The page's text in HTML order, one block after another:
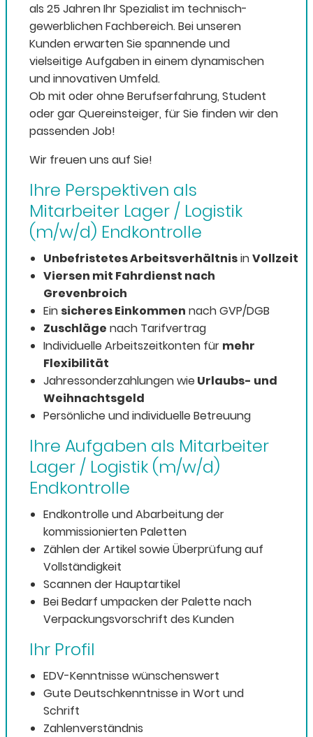
als 25 Jahren Ihr Spezialist im technisch-
gewerblichen Fachbereich. Bei unseren
Kunden erwarten Sie spannende und
vielseitige Aufgaben in einem dynamischen
und innovativen Umfeld.
Ob mit oder ohne Berufserfahrung, Student
oder gar Quereinsteiger, für Sie finden wir den
passenden Job!
Wir freuen uns auf Sie!
Ihre Perspektiven als
Mitarbeiter Lager / Logistik
(m/w/d) Endkontrolle
Unbefristetes ArbeitsverhältnisinVollzeit
Viersen mit Fahrdienst nach
Grevenbroich
Ein sicheres Einkommen nach GVP/DGB
Zuschläge nach Tarifvertrag
Individuelle Arbeitszeitkonten für mehr
Flexibilität
Jahressonderzahlungen wieUrlaubs- und
Weihnachtsgeld
Persönliche und individuelle Betreuung
Ihre Aufgaben als Mitarbeiter
Lager / Logistik (m/w/d)
Endkontrolle
Endkontrolle und Abarbeitung der
kommissionierten Paletten
Zählen der Artikel sowie Überprüfung auf
Vollständigkeit
Scannen der Hauptartikel
Bei Bedarf umpacken der Palette nach
Verpackungsvorschrift des Kunden
Ihr Profil
EDV-Kenntnisse wünschenswert
Gute Deutschkenntnisse in Wort und
Schrift
Zahlenverständnis